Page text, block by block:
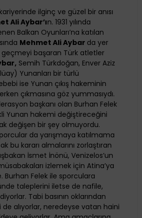
ilginç ve güzel bir anısı
Ali Aybar’ın. 1931 yılında
Balkan Oyunları’na katılan
Mehmet Ali Aybar da yer
geçmeyi başaran Türk atletler
Semih Türkdoğan, Enver Aziz
Yunanları bir türlü
ise Yunan çıkış hakeminin
çıkmasına göz yummasıydı.
başkanı olan Burhan Felek
Yunan hakemi değiştireceğini
değişen bir şey olmuyordu.
da yarışmaya katılmama
bu kararı almalarını zorlaştıran
İsmet İnönü, Venizelos’un
izlemek için Atina’ya
Burhan Felek ile sporculara
taleplerini iletse de nafile,
Tabi basının oklarından
de alıyorlar, neredeyse vatan haini